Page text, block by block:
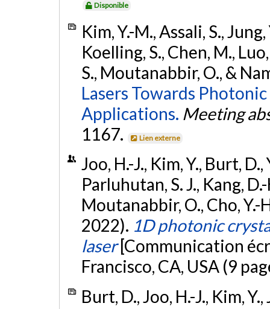
Disponible
Kim, Y.-M., Assali, S.,
Koelling, S., Chen, M.,
S., Moutanabbir, O., &
Lasers Towards
Applications. Meeting
1167.
Lien externe
Joo, H.-J., Kim, Y., Burt,
Parluhutan, S. J., Kang,
Moutanabbir, O., Cho, Y.-
2022). 1D photonic
laser [Communication
Francisco, CA, USA (9
Burt, D., Joo, H.-J., Kim,